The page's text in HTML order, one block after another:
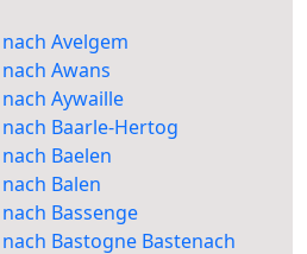
Avelgem
Awans
Aywaille
Baarle-Hertog
Baelen
Balen
Bassenge
Bastogne Bastenach